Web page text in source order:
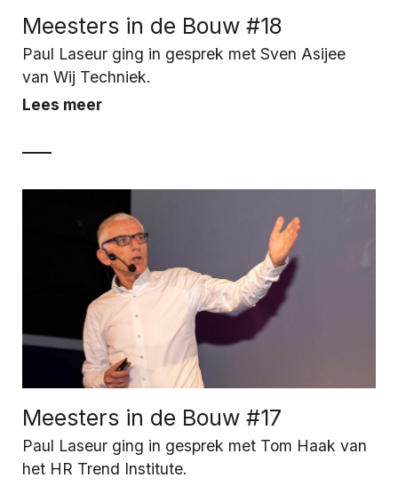
Meesters in de Bouw #18
Paul Laseur ging in gesprek met Sven Asijee
van Wij Techniek.
Lees meer
Meesters in de Bouw #17
Paul Laseur ging in gesprek met Tom Haak van
het HR Trend Institute.